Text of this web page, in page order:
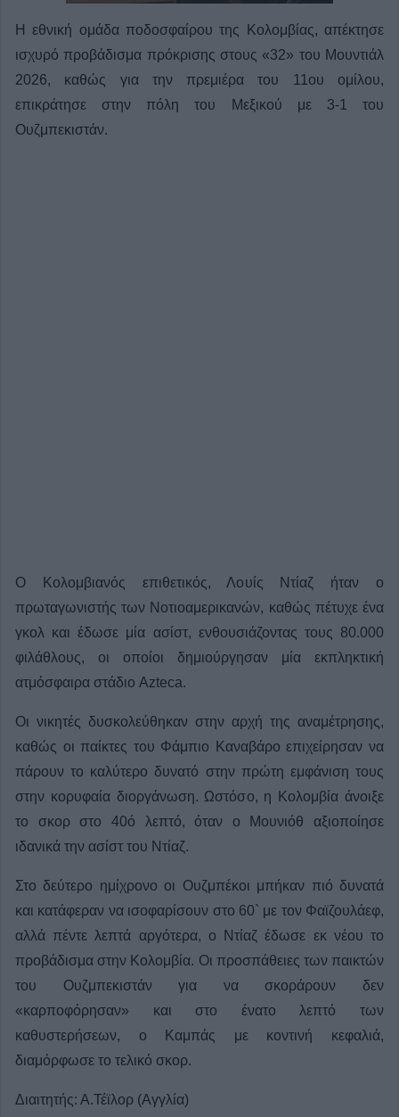
Η εθνική ομάδα ποδοσφαίρου της Κολομβίας, απέκτησε
ισχυρό προβάδισμα πρόκρισης στους «32» του Μουντιάλ
2026, καθώς για την πρεμιέρα του 11ου ομίλου,
επικράτησε στην πόλη του Μεξικού με 3-1 του
Ουζμπεκιστάν.
Ο Κολομβιανός επιθετικός, Λουίς Ντίαζ ήταν ο
πρωταγωνιστής των Νοτιοαμερικανών, καθώς πέτυχε ένα
γκολ και έδωσε μία ασίστ, ενθουσιάζοντας τους 80.000
φιλάθλους, οι οποίοι δημιούργησαν μία εκπληκτική
ατμόσφαιρα στάδιο Azteca.
Οι νικητές δυσκολεύθηκαν στην αρχή της αναμέτρησης,
καθώς οι παίκτες του Φάμπιο Καναβάρο επιχείρησαν να
πάρουν το καλύτερο δυνατό στην πρώτη εμφάνιση τους
στην κορυφαία διοργάνωση. Ωστόσο, η Κολομβία άνοιξε
το σκορ στο 40ό λεπτό, όταν ο Μουνιόθ αξιοποίησε
ιδανικά την ασίστ του Ντίαζ.
Στο δεύτερο ημίχρονο οι Ουζμπέκοι μπήκαν πιό δυνατά
και κατάφεραν να ισοφαρίσουν στο 60` με τον Φαϊζουλάεφ,
αλλά πέντε λεπτά αργότερα, ο Ντίαζ έδωσε εκ νέου το
προβάδισμα στην Κολομβία. Οι προσπάθειες των παικτών
του Ουζμπεκιστάν για να σκοράρουν δεν
«καρποφόρησαν» και στο ένατο λεπτό των
καθυστερήσεων, ο Καμπάς με κοντινή κεφαλιά,
διαμόρφωσε το τελικό σκορ.
Διαιτητής: Α.Τέϊλορ (Αγγλία)